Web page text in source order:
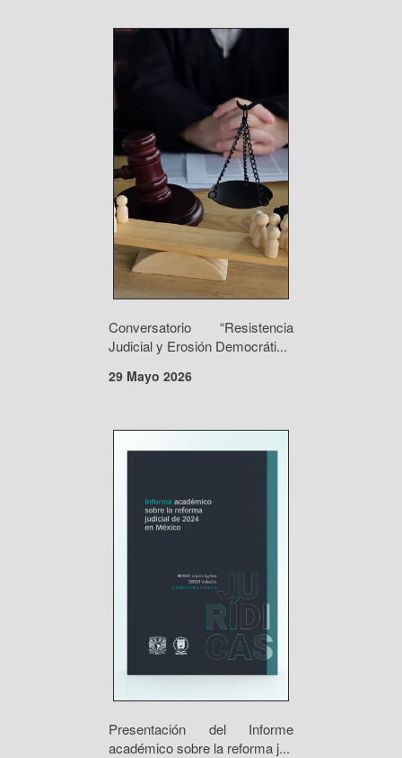
Conversatorio “Resistencia
Judicial y Erosión Democráti...
29 Mayo 2026
Presentación del Informe
académico sobre la reforma j...